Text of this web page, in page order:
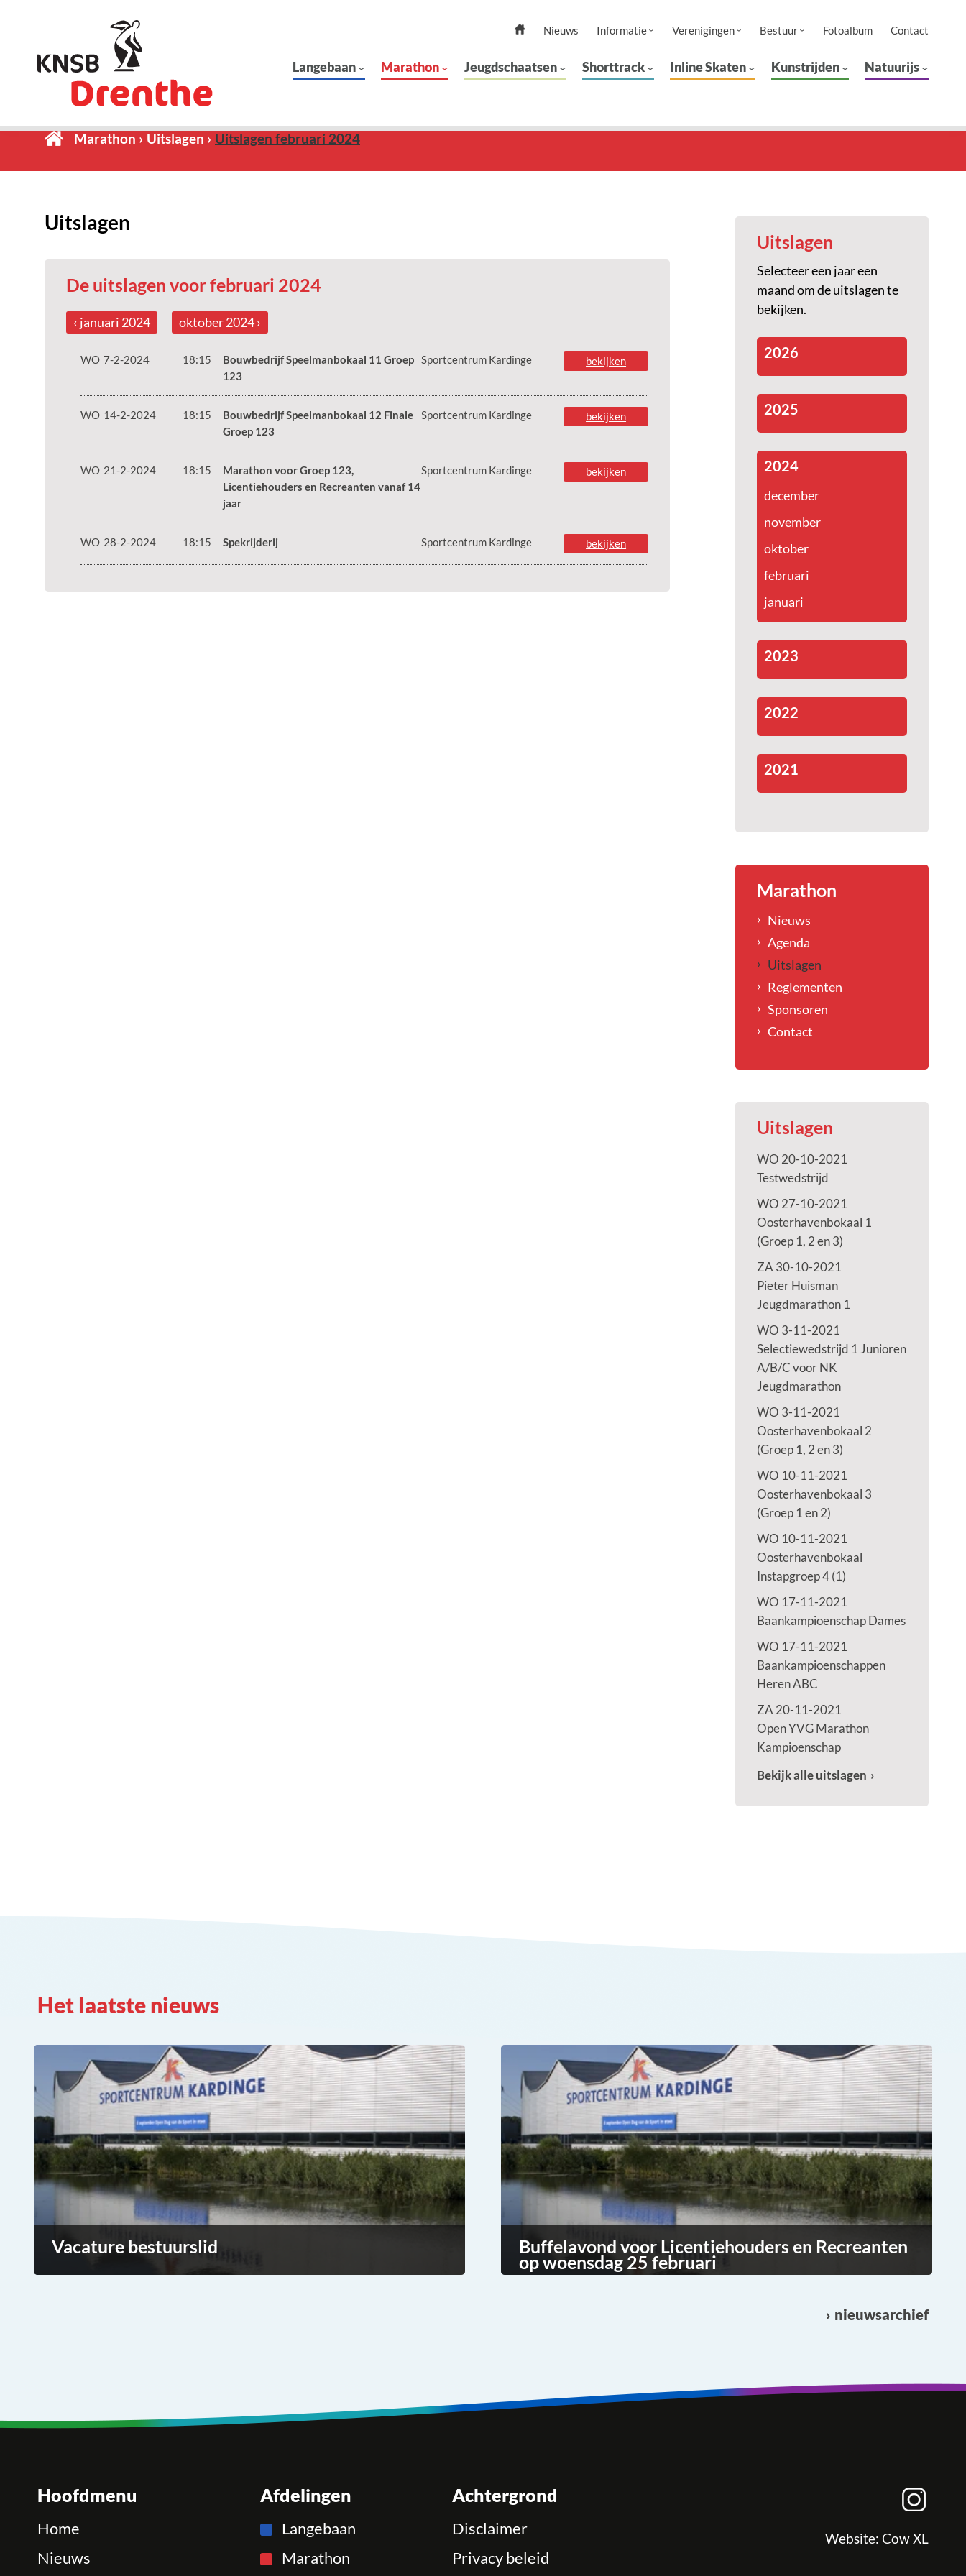
Nieuws Informatie Verenigingen Bestuur Fotoalbum Contact
Langebaan Marathon Jeugdschaatsen Shorttrack Inline Skaten Kunstrijden Natuurijs
Marathon Uitslagen Uitslagen februari 2024
Uitslagen
De uitslagen voor februari 2024
‹ januari 2024 oktober 2024 ›
WO 7-2-2024 18:15
Bouwbedrijf Speelmanbokaal 11 Groep
123
Sportcentrum Kardinge bekijken
WO 14-2-2024 18:15
Bouwbedrijf Speelmanbokaal 12 Finale
Groep 123
Sportcentrum Kardinge bekijken
WO 21-2-2024 18:15
Marathon voor Groep 123,
Licentiehouders en Recreanten vanaf 14
jaar
Sportcentrum Kardinge bekijken
WO 28-2-2024 18:15 Spekrijderij Sportcentrum Kardinge bekijken
Uitslagen
Selecteer een jaar een
maand om de uitslagen te
bekijken.
2026
2025
2024
december
november
oktober
februari
januari
2023
2022
2021
Marathon
Nieuws
Agenda
Uitslagen
Reglementen
Sponsoren
Contact
Uitslagen
WO 20-10-2021
Testwedstrijd
WO 27-10-2021
Oosterhavenbokaal 1
(Groep 1, 2 en 3)
ZA 30-10-2021
Pieter Huisman
Jeugdmarathon 1
WO 3-11-2021
Selectiewedstrijd 1 Junioren
A/B/C voor NK
Jeugdmarathon
WO 3-11-2021
Oosterhavenbokaal 2
(Groep 1, 2 en 3)
WO 10-11-2021
Oosterhavenbokaal 3
(Groep 1 en 2)
WO 10-11-2021
Oosterhavenbokaal
Instapgroep 4 (1)
WO 17-11-2021
Baankampioenschap Dames
WO 17-11-2021
Baankampioenschappen
Heren ABC
ZA 20-11-2021
Open YVG Marathon
Kampioenschap
Bekijk alle uitslagen
Het laatste nieuws
Vacature bestuurslid Buffelavond voor Licentiehouders en Recreanten
op woensdag 25 februari
nieuwsarchief
Hoofdmenu
Home
Nieuws
Afdelingen
Langebaan
Marathon
Achtergrond
Disclaimer
Privacy beleid
Website: Cow XL